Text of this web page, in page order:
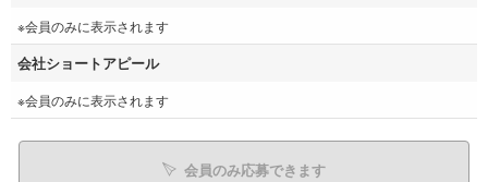
※会員のみに表示されます
会社ショートアピール
※会員のみに表示されます
会員のみ応募できます